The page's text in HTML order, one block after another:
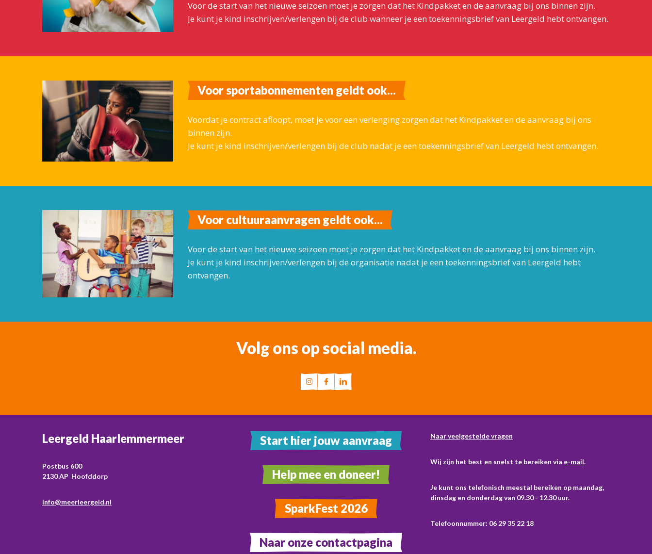
Voor de start van het nieuwe seizoen moet je zorgen dat het Kindpakket en de aanvraag bij ons binnen zijn.
Je kunt je kind inschrijven/verlengen bij de club wanneer je een toekenningsbrief van Leergeld hebt ontvangen.
Voor sportabonnementen geldt ook...
Voordat je contract afloopt, moet je voor een verlenging zorgen dat het Kindpakket en de aanvraag bij ons
binnen zijn.
Je kunt je kind inschrijven/verlengen bij de club nadat je een toekenningsbrief van Leergeld hebt ontvangen.
Voor cultuuraanvragen geldt ook...
Voor de start van het nieuwe seizoen moet je zorgen dat het Kindpakket en de aanvraag bij ons binnen zijn.
Je kunt je kind inschrijven/verlengen bij de organisatie nadat je een toekenningsbrief van Leergeld hebt
ontvangen.
Volg ons op social media.
Leergeld Haarlemmermeer
Postbus 600
2130 AP Hoofddorp
info@meerleergeld.nl
Start hier jouw aanvraag
Help mee en doneer!
SparkFest 2026
Naar onze contactpagina
Naar veelgestelde vragen
Wij zijn het best en snelst te bereiken via e-mail.
Je kunt ons telefonisch meestal bereiken op maandag,
dinsdag en donderdag van 09.30 - 12.30 uur.
Telefoonnummer: 06 29 35 22 18